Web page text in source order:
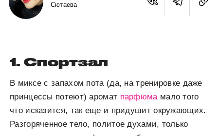
Сютаева
1. Спортзал
В миксе с запахом пота (да, на тренировке даже
принцессы потеют) аромат парфюмамало того
что исказится, так еще и придушит окружающих.
Разгоряченное тело, политое духами, только